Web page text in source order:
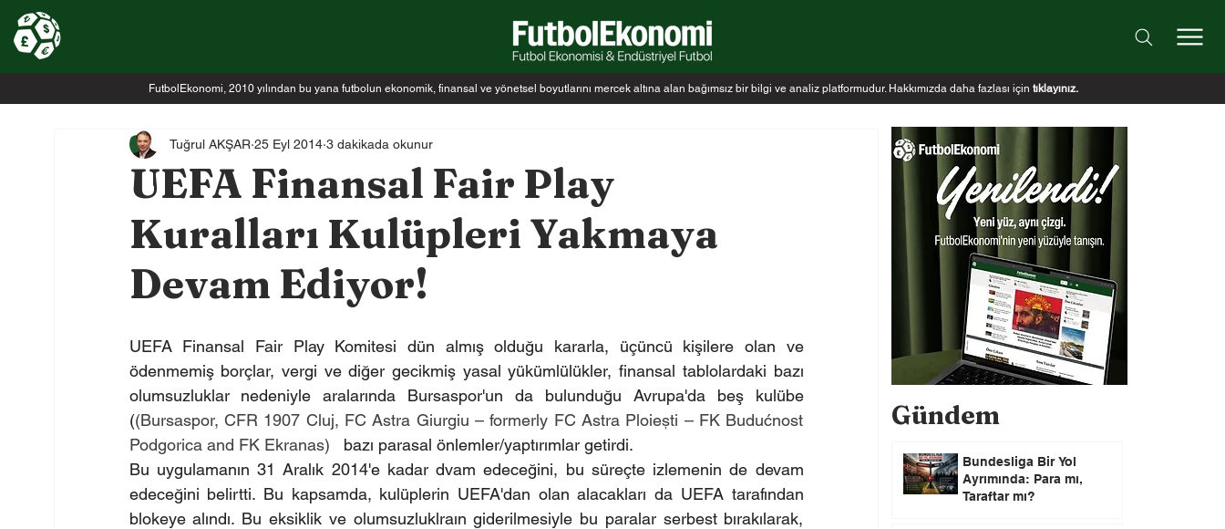
FutbolEkonomi, 2010 yılından bu yana futbolun ekonomik, finansal ve yönetsel boyutlarını mercek altına alan bağımsız bir bilgi ve analiz platformudur. Hakkımızda daha fazlası için tıklayınız.
UEFA Finansal Fair Play
Kuralları Kulüpleri Yakmaya
Devam Ediyor!
Tuğrul AKŞAR 25 Eyl 2014 3 dakikada okunur
UEFA Finansal Fair Play Komitesi dün almış olduğu kararla, üçüncü kişilere olan ve
ödenmemiş borçlar, vergi ve diğer gecikmiş yasal yükümlülükler, finansal tablolardaki bazı
olumsuzluklar nedeniyle aralarında Bursaspor'un da bulunduğu Avrupa'da beş kulübe
((Bursaspor, CFR 1907 Cluj, FC Astra Giurgiu – formerly FC Astra Ploiești – FK Budućnost
Podgorica and FK Ekranas)
bazı parasal önlemler/yaptırımlar getirdi.
Bu uygulamanın 31 Aralık 2014'e kadar dvam edeceğini, bu süreçte izlemenin de devam
edeceğini belirtti. Bu kapsamda, kulüplerin UEFA'dan olan alacakları da UEFA tarafından
blokeye alındı. Bu eksiklik ve olumsuzluklraın giderilmesiyle bu paralar serbest bırakılarak,
Gündem
Bundesliga Bir Yol
Ayrımında: Para mı,
Taraftar mı?